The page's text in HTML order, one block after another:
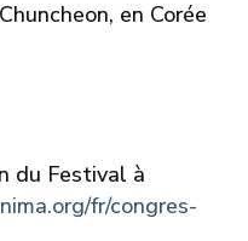
en Corée
du Festival à
fr/congres-